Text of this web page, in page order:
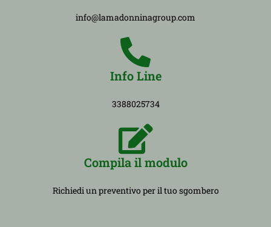
info@lamadonninagroup.com
Info Line
3388025734
Compila il modulo
Richiedi un preventivo per il tuo sgombero